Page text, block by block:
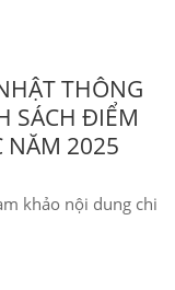
THÔNG
SÁCH ĐIỂM
NĂM 2025
khảo nội dung chi